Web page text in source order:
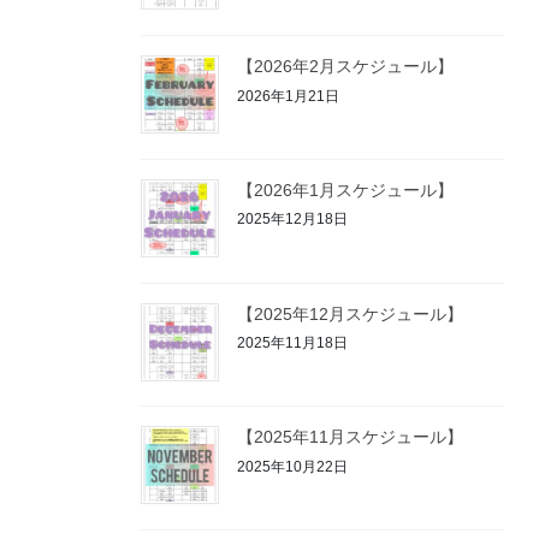
【2026年2月スケジュール】
2026年1月21日
【2026年1月スケジュール】
2025年12月18日
【2025年12月スケジュール】
2025年11月18日
【2025年11月スケジュール】
2025年10月22日